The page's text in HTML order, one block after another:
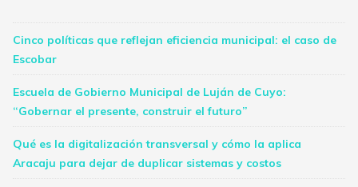
Cinco políticas que reflejan eficiencia municipal: el caso de
Escobar
Escuela de Gobierno Municipal de Luján de Cuyo:
“Gobernar el presente, construir el futuro”
Qué es la digitalización transversal y cómo la aplica
Aracaju para dejar de duplicar sistemas y costos